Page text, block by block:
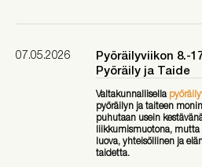
07.05.2026
Pyöräilyviikon 8.-
Pyöräily ja Taide
Valtakunnallisella
pyöräilyn ja taiteen
puhutaan usein
liikkumismuotona, mutta
luova, yhteisöllinen ja
taidetta.